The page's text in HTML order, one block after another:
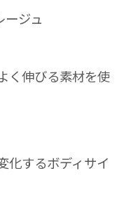
ジュ
く伸びる素材を使
化するボディサイ